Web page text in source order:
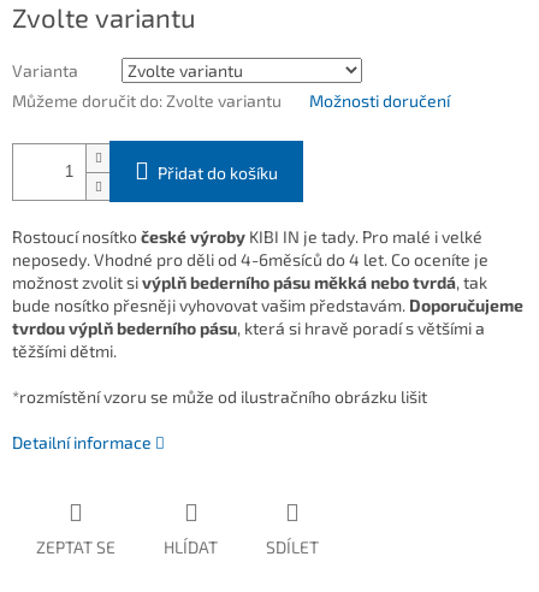
cena:
Zvolte variantu
Varianta
Můžeme doručit do: Zvolte variantu Možnosti doručení
Přidat do košíku
Rostoucí nosítkočeské výroby KIBI IN je tady. Pro malé i velké
neposedy. Vhodné pro děli od 4-6měsíců do 4 let. Co oceníte je
možnost zvolit sivýplň bederního pásu měkká nebo tvrdá, tak
bude nosítko přesněji vyhovovat vašim představám. Doporučujeme
tvrdou výplň bederního pásu, která si hravě poradí s většími a
těžšími dětmi.
*rozmístění vzoru se může od ilustračního obrázku lišit
Detailní informace
ZEPTAT SE HLÍDAT SDÍLET